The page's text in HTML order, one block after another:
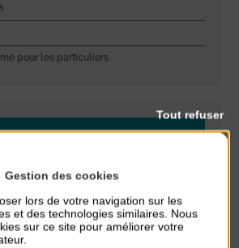
pour les particuliers
à Agon-Coutainville
Centre et Nord »
Gestion des cookies
lors de votre navigation sur les
et des technologies similaires. Nous
sur ce site pour améliorer votre
Tout refuser